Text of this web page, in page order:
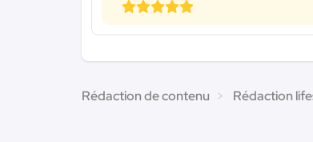
Rédaction de contenu Rédaction